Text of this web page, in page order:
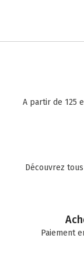
A partir de 125
Découvrez
Paiement